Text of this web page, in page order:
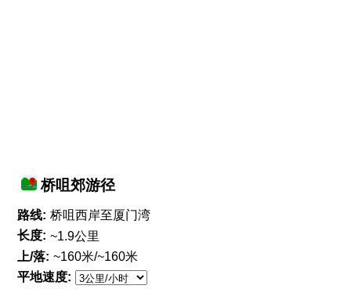
桥咀郊游径
路线: 桥咀西岸至厦门湾
长度: ~1.9公里
上/落: ~160米/~160米
平地速度: